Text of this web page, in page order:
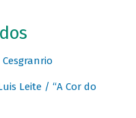
Leite / “A Cor do